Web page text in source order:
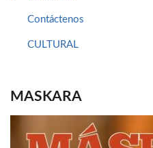
Contáctenos
CULTURAL
MASKARA